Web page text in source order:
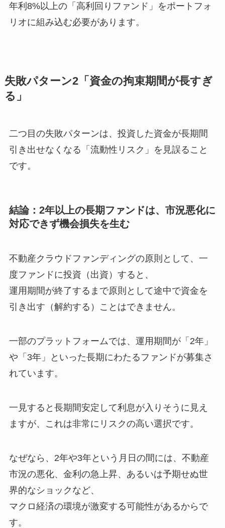
年利8%以上の「高利回りファンド」をポートフォ
リオに組み込む必要があります。
失敗パターン2「資金の拘束期間が長すぎ
る」
二つ目の失敗パターンは、投資した資金が長期間
引き出せなくなる「流動性リスク」を見誤ること
です。
結論：2年以上の長期ファンドは、市況悪化に
対応できず機会損失を生む
不動産クラウドファンディングの原則として、一
度ファンドに投資（出資）すると、
運用期間が終了するまで原則として途中で資金を
引き出す（解約する）ことはできません。
一部のプラットフォームでは、運用期間が「2年」
や「3年」といった長期にわたるファンドが募集さ
れています。
一見すると長期間安定して利息が入りそうに見え
ますが、これは非常にリスクの高い選択です。
なぜなら、2年や3年という月日の間には、不動産
市況の悪化、金利の急上昇、あるいは予期せぬ世
界的なショックなど、
マクロ経済の環境が激変する可能性があるからで
す。